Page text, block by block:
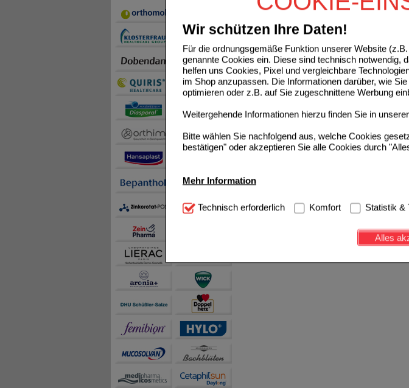
Wir schützen Ihre Daten!
Für die ordnungsgemäße Funktion unserer Website
genannte Cookies ein. Diese sind technisch notwendig,
helfen uns Cookies, Pixel und vergleichbare
im Shop anzupassen. Die Informationen darüber, wie
optimieren oder z.B. auf Sie zugeschnittene Werbung
Weitergehende Informationen hierzu finden Sie in unserer
Bitte wählen Sie nachfolgend aus, welche Cookies
bestätigen" oder akzeptieren Sie alle Cookies durch
Mehr Information
Technisch Notwendig: Hierbei handelt es sich um
notwendig sind (z.B. Navigation, Warenkorb,
Diese Cookies werden genutzt um das
beispielsweise für die Wiedererkennung des Besuchers
Statistik & Tracking:
sammeln, mit deren Hilfe wir unsere Website weiter für
auch die Werbung auf Drittseiten möglichst relevant für
teilweise an Dritte wie z.B. Google oder soziale Medien
Technisch erforderlich Komfort Statistik &
Alles